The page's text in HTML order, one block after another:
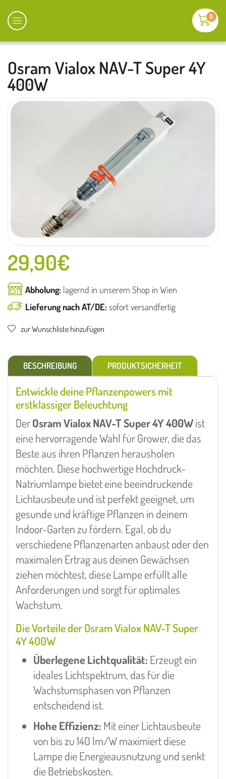
0
Osram Vialox NAV-T Super 4Y
400W
29,90€
Abholung: lagernd in unserem Shop in Wien
Lieferung nach AT/DE:sofort versandfertig
zur Wunschliste hinzufügen
BESCHREIBUNG PRODUKTSICHERHEIT
Entwickle deine Pflanzenpowers mit
erstklassiger Beleuchtung
DerOsram Vialox NAV-T Super 4Y 400Wist
eine hervorragende Wahl für Grower, die das
Beste aus ihren Pflanzen herausholen
möchten. Diese hochwertige Hochdruck-
Natriumlampe bietet eine beeindruckende
Lichtausbeute und ist perfekt geeignet, um
gesunde und kräftige Pflanzen in deinem
Indoor-Garten zu fördern. Egal, ob du
verschiedene Pflanzenarten anbaust oder den
maximalen Ertrag aus deinen Gewächsen
ziehen möchtest, diese Lampe erfüllt alle
Anforderungen und sorgt für optimales
Wachstum.
Die Vorteile der Osram Vialox NAV-T Super
4Y 400W
Überlegene Lichtqualität: Erzeugt ein
ideales Lichtspektrum, das für die
Wachstumsphasen von Pflanzen
entscheidend ist.
Hohe Effizienz: Mit einer Lichtausbeute
von bis zu 140 lm/W maximiert diese
Lampe die Energieausnutzung und senkt
die Betriebskosten.